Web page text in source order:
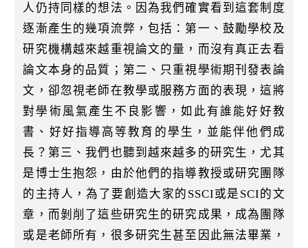
人仍持同樣的想法。因為我們確實看到這套制度
逐漸產生的幾項流弊，包括：第一、鼓勵學校及
研究機構越來越重視論文的量，而沒有真正去看
論文本身的品質；第二、只重視學術期刊發表論
文，卻忽視老師在教學或服務方面的表現，這將
對學術風氣產生不良影響，如此有誰能好好教
書、好好指導高等教育的學生，並能伴他們成
長？第三、我們也聽到越來越多的研究生，尤其
是博士生抱怨，由於他們的指導教授或研究團隊
的主持人，為了要創造大家的SSCI或是SCI的文
章，而剝削了這些研究生的研究成果，成為團隊
或是老師所有，很多研究生甚至因此無法畢業，